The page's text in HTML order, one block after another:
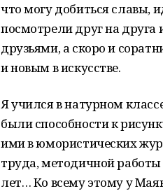
что могу добиться славы,
посмотрели друг на
друзьями, а скоро и
и новым в искусстве.
Я учился в натурном
были способности к
ими в юмористических
труда, методичной работы
лет… Ко всему этому у